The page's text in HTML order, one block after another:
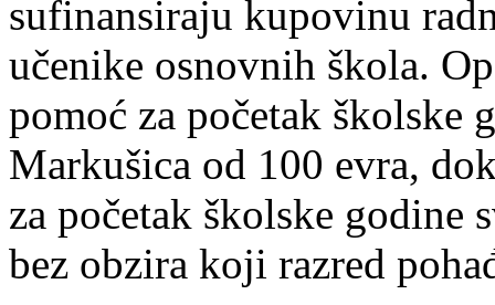
sufinansiraju kupovinu
učenike osnovnih škola.
pomoć za početak školske
Markušica od 100 evra,
za početak školske godine
bez obzira koji razred